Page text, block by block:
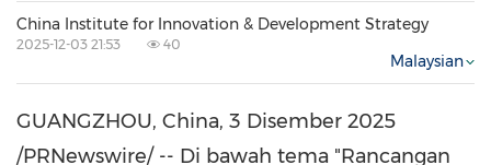
China Institute for Innovation & Development Strategy
2025-12-03 21:53 40
Malaysian
GUANGZHOU, China, 3 Disember 2025
/PRNewswire/ -- Di bawah tema "Rancangan